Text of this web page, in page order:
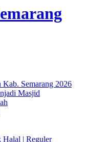
Kab. Semarang 2026
Masjid
Halal | Reguler